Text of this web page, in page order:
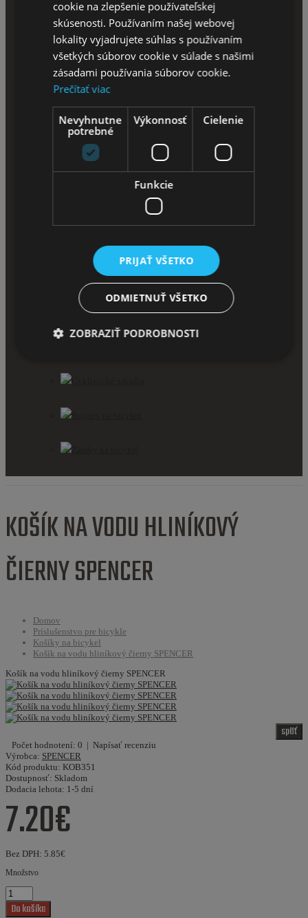
Košíky
Cyklistické sedačky a vozíky
Nosiče na bicykel
Nosiče bicyklov
Blatníky
Zvončeky na bicykel
Balančné kolieska
Košíky na bicykel
Športtestery a computery
KOŠÍK NA VODU HLINÍKOVÝ
ČIERNY SPENCER
Domov
Príslušenstvo pre bicykle
Košíky na bicykel
Košík na vodu hliníkový čierny SPENCER
Košík na vodu hliníkový čierny SPENCER
späť
Počet hodnotení: 0 | Napísať recenziu
Výrobca: SPENCER
Kód produktu: KOB351
Dostupnosť: Skladom
Dodacia lehota: 1-5 dní
7.20€
Bez DPH: 5.85€
Množstvo
cookie na zlepšenie používateľskej
skúsenosti. Používaním našej webovej
lokality vyjadrujete súhlas s používaním
všetkých súborov cookie v súlade s našimi
zásadami používania súborov cookie.
Prečítať viac
Nevyhnutne
potrebné
Výkonnosť Cielenie
Funkcie
PRIJAŤ VŠETKO
ODMIETNUŤ VŠETKO
ZOBRAZIŤ PODROBNOSTI